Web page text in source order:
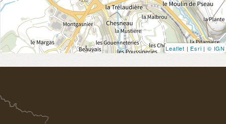
Leaflet | Esri | © IGN